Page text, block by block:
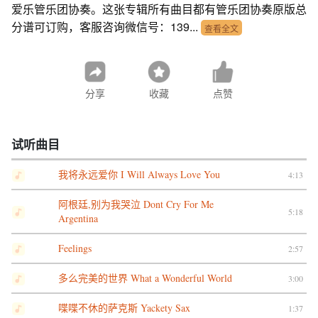
爱乐管乐团协奏。这张专辑所有曲目都有管乐团协奏原版总
分谱可订购，客服咨询微信号：139... 查看全文
分享 收藏 点赞
试听曲目
我将永远爱你 I Will Always Love You 4:13
阿根廷,别为我哭泣 Dont Cry For Me
Argentina
5:18
Feelings 2:57
多么完美的世界 What a Wonderful World 3:00
喋喋不休的萨克斯 Yackety Sax 1:37